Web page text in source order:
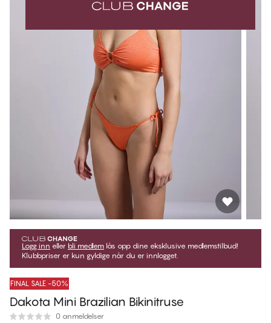
Logg inn eller bli medlem lås opp dine eksklusive medlemstilbud!
Klubbpriser er kun gyldige når du er innlogget.
FINAL SALE -50%
Dakota Mini Brazilian Bikinitruse
0 anmeldelser